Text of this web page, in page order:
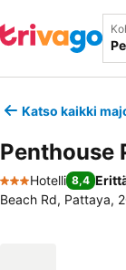
Katso kaikki
Penthouse
3 Tähtiluokitus
Hotelli 8,4
Beach Rd, Pattaya,